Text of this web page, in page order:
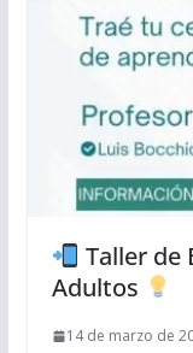
Taller de
Adultos
14 de marzo de